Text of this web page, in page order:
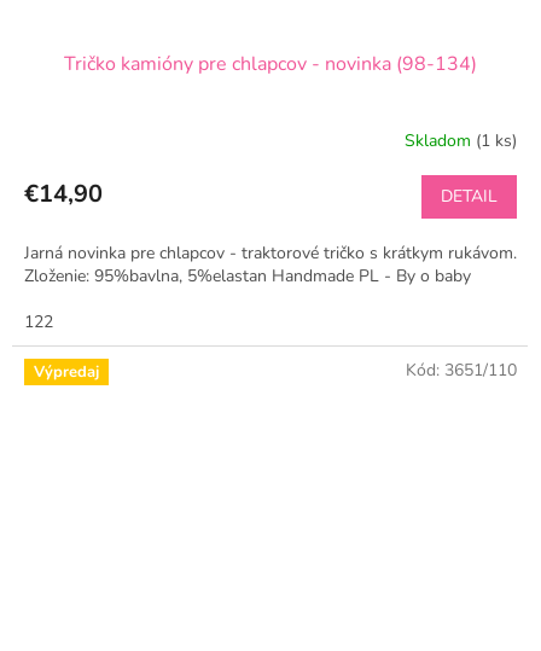
Tričko kamióny pre chlapcov - novinka (98-134)
produktu
z
5
Skladom (1 ks)
€14,90 DETAIL
Jarná novinka pre chlapcov - traktorové tričko s krátkym rukávom.
Zloženie: 95%bavlna, 5%elastan Handmade PL - By o baby
122
Výpredaj Kód: 3651/110